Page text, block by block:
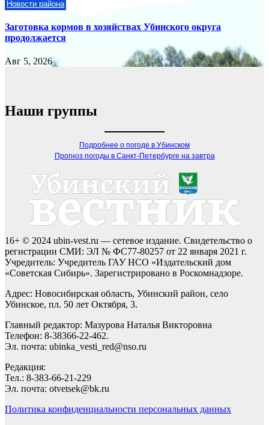
Новости района
Заготовка кормов в хозяйствах Убинского округа
продолжается
Авг 5, 2026
Наши группы
Подробнее о погоде в Убинском
Прогноз погоды в Санкт-Петербурге на завтра
16+ © 2024 ubin-vest.ru — сетевое издание. Свидетельство о
регистрации СМИ: ЭЛ № ФС77-80257 от 22 января 2021 г.
Учредитель: Учредитель ГАУ НСО «Издательский дом
«Советская Сибирь». Зарегистрировано в Роскомнадзоре.
Адрес: Новосибирская область, Убинский район, село
Убинское, пл. 50 лет Октября, 3.
Главный редактор: Мазурова Наталья Викторовна
Телефон: 8-38366-22-462.
Эл. почта: ubinka_vesti_red@nso.ru
Редакция:
Тел.: 8-383-66-21-229
Эл. почта: otvetsek@bk.ru
Политика конфиденциальности персональных данных